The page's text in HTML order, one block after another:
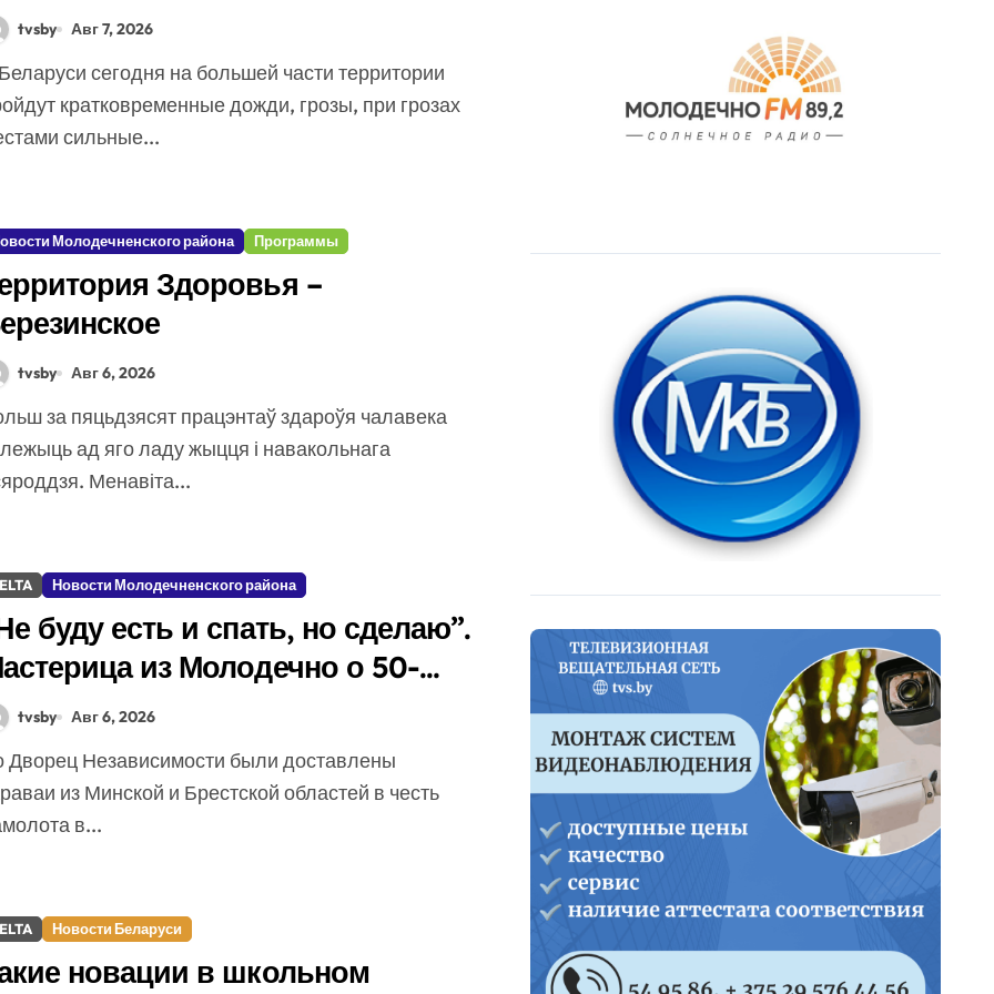
tvsby Авг 7, 2026
кратковременные дожди, грозы, при грозах
сильные...
Молодечненского района Программы
Здоровья –
tvsby Авг 6, 2026
ад яго ладу жыцця і навакольнага
Менавіта...
Новости Молодечненского района
буду есть и спать, но сделаю”.
из Молодечно о 50-
каравае для
Дворца Независимости
tvsby Авг 6, 2026
из Минской и Брестской областей в честь
в...
Новости Беларуси
новации в школьном